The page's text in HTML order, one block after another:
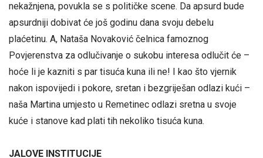
nekažnjena, povukla se s političke scene. Da apsurd bude
apsurdniji dobivat će još godinu dana svoju debelu
plaćetinu. A, Nataša Novaković čelnica famoznog
Povjerenstva za odlučivanje o sukobu interesa odlučit će –
hoće li je kazniti s par tisuća kuna ili ne! I kao što vjernik
nakon ispovijedi i pokore, sretan i bezgriješan odlazi kući –
naša Martina umjesto u Remetinec odlazi sretna u svoje
kuće i stanove kad plati tih nekoliko tisuća kuna.
JALOVE INSTITUCIJE